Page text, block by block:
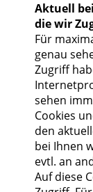
Aktuell
die wir
Für
genau
Zugriff
sehen
Cookies
den
bei Ihnen
evtl. an
Auf diese